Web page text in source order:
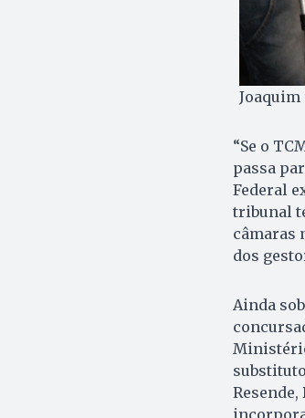
Joaquim
“Se o
passa
Federal
tribunal
câmaras
dos
Ainda